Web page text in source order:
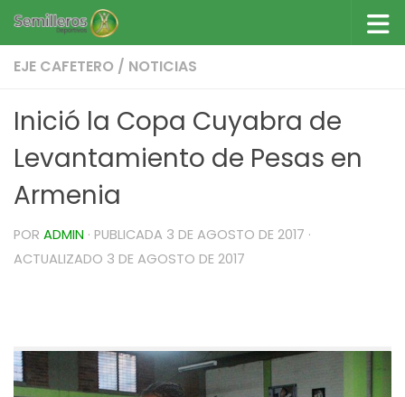
Saltar al contenido
EJE CAFETERO / NOTICIAS
Inició la Copa Cuyabra de
Levantamiento de Pesas en
Armenia
POR ADMIN · PUBLICADA 3 DE AGOSTO DE 2017 ·
ACTUALIZADO 3 DE AGOSTO DE 2017